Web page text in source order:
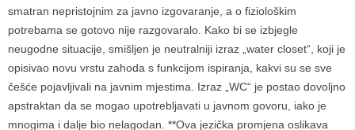
smatran nepristojnim za javno izgovaranje, a o fiziološkim
potrebama se gotovo nije razgovaralo. Kako bi se izbjegle
neugodne situacije, smišljen je neutralniji izraz „water closet“, koji je
opisivao novu vrstu zahoda s funkcijom ispiranja, kakvi su se sve
češće pojavljivali na javnim mjestima. Izraz „WC“ je postao dovoljno
apstraktan da se mogao upotrebljavati u javnom govoru, iako je
mnogima i dalje bio nelagodan. **Ova jezička promjena oslikava